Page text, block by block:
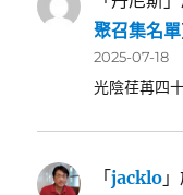
聚召集名單
2025-07-18
光陰荏苒四
「jacklo